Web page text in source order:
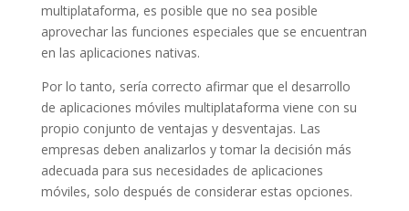
multiplataforma, es posible que no sea posible
aprovechar las funciones especiales que se encuentran
en las aplicaciones nativas.
Por lo tanto, sería correcto afirmar que el desarrollo
de aplicaciones móviles multiplataforma viene con su
propio conjunto de ventajas y desventajas. Las
empresas deben analizarlos y tomar la decisión más
adecuada para sus necesidades de aplicaciones
móviles, solo después de considerar estas opciones.